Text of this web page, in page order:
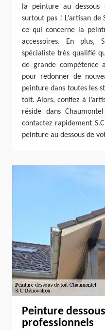
la peinture au
surtout pas ! L’artisan de
ce qui concerne la
accessoires. En plus,
spécialiste très qualifié
de grande compétence
pour redonner de
peinture dans toutes les
toit. Alors, confiez à
réside dans
contactez rapidement
peinture au dessous de
Peinture
professionnels